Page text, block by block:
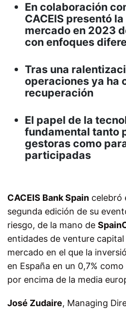
En colaboración
CACEIS presentó
mercado en 2023
con enfoques
Tras una
operaciones ya ha
recuperación
El papel de la
fundamental tanto
gestoras como
participadas
CACEIS Bank Spain celebró
segunda edición de su
riesgo, de la mano de
entidades de venture
mercado en el que la
en España en un 0,7%
por encima de la media
José Zudaire, Managing